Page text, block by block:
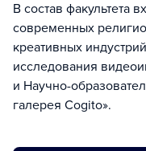
В состав факультета входят: лаборатория исследования
современных
креативных
исследования
и Научно-
галерея Cogito».